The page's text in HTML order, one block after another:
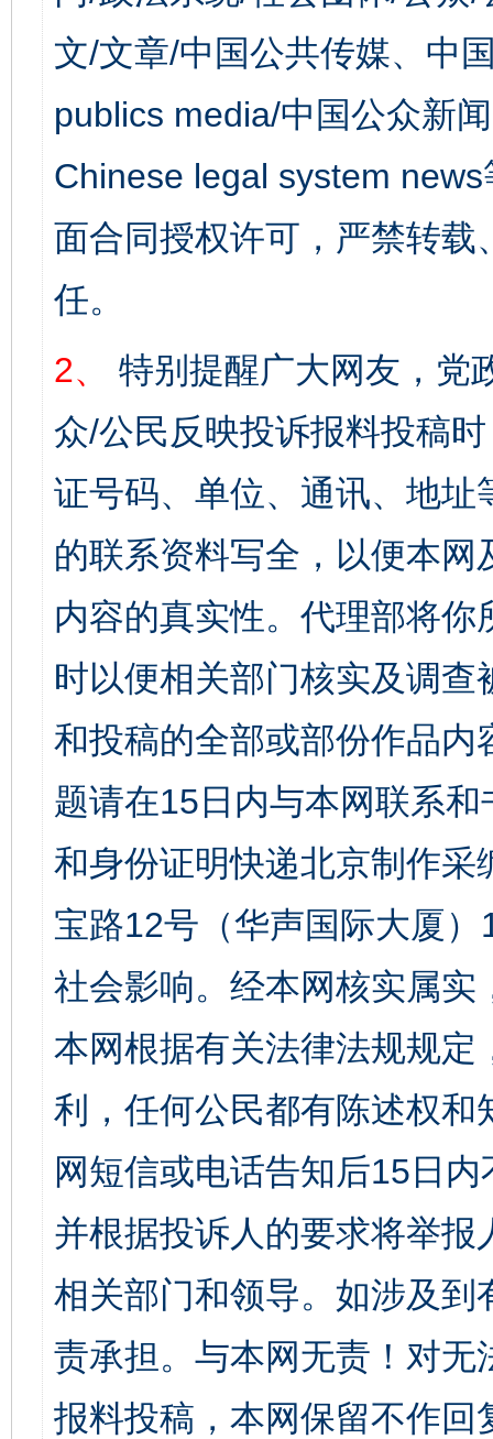
文/文章/中国公共传媒、中
publics media/中国公众新
Chinese legal system
面合同授权许可，严禁转
任。
2、
特别提醒广大网友，党
众/公民反映投诉报料投稿
证号码、单位、通讯、地
的联系资料写全，以便本
内容的真实性。代理部将
时以便相关部门核实及调
和投稿的全部或部份作品
题请在15日内与本网联系
和身份证明快递北京制作
宝路12号（华声国际大厦
社会影响。经本网核实属
本网根据有关法律法规规
利，任何公民都有陈述权
网短信或电话告知后15日
并根据投诉人的要求将举
相关部门和领导。如涉及
责承担。与本网无责！对
报料投稿，本网保留不作